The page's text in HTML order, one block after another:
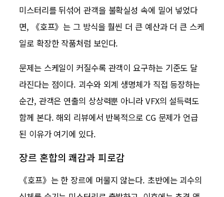
미스터리를 뒤섞어 관객을 불확실성 속에 밀어 넣었다
면, 《호프》는 그 방식을 훨씬 더 큰 예산과 더 큰 스케
일로 확장한 작품처럼 보인다.
문제는 스케일이 커질수록 관객이 요구하는 기준도 달
라진다는 점이다. 괴수와 외계 생명체가 직접 등장하는
순간, 관객은 연출의 상상력뿐 아니라 VFX의 설득력도
함께 본다. 해외 리뷰에서 반복적으로 CG 문제가 언급
된 이유가 여기에 있다.
장르 혼합의 쾌감과 피로감
《호프》는 한 장르에 머물지 않는다. 초반에는 괴수의